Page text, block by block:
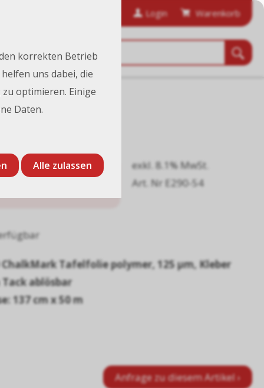
Login Warenkorb
cm x 50 m
1’050.00
exkl. 8.1% MwSt.
Art. Nr E290-54
ChalkMark Tafelfolie polymer, 125 µm, Kleber
ablösbar
137 cm x 50 m
Anfrage zu diesem Artikel ›
korrekten Betrieb
uns dabei, die
optimieren. Einige
Daten.
Alle zulassen